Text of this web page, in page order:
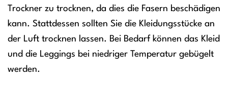
Trockner zu trocknen, da dies die Fasern beschädigen
kann. Stattdessen sollten Sie die Kleidungsstücke an
der Luft trocknen lassen. Bei Bedarf können das Kleid
und die Leggings bei niedriger Temperatur gebügelt
werden.